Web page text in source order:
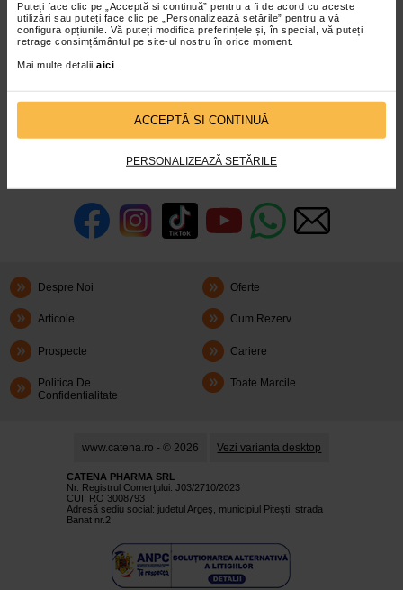
Puteți face clic pe „Acceptă si continuă” pentru a fi de acord cu aceste
utilizări sau puteți face clic pe „Personalizează setările” pentru a vă
configura opțiunile. Vă puteți modifica preferințele și, în special, vă puteți
retrage consimțământul pe site-ul nostru în orice moment.
Mai multe detalii aici
ACCEPTĂ SI CONTINUĂ
PERSONALIZEAZĂ SETĂRILE
Termometru digital cu varf flexibil –
model catel, ideal pentru copii.
Acuratete ±0.1℃(（±0.2℉)…
Termometrul Non Contact – model
IR 42a este un dispozitiv de
infoline@catena.ro CallCenter
Despre Noi Oferte
Articole Cum Rezerv
Prospecte Cariere
Politica De
Confidentialitate
Toate Marcile
www.catena.ro - © 2026 Vezi varianta desktop
CATENA PHARMA SRL
Nr. Registrul Comerţului: J03/2710/2023
CUI: RO 3008793
Adresă sediu social: judetul Argeş, municipiul Piteşti, strada
Banat nr.2